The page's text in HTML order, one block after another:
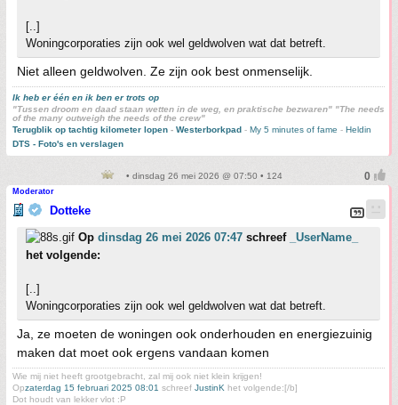
[..]
Woningcorporaties zijn ook wel geldwolven wat dat betreft.
Niet alleen geldwolven. Ze zijn ook best onmenselijk.
Ik heb er één en ik ben er trots op
"Tussen droom en daad staan wetten in de weg, en praktische bezwaren" "The needs
of the many outweigh the needs of the crew"
Terugblik op tachtig kilometer lopen - Westerborkpad - My 5 minutes of fame - Heldin
DTS - Foto's en verslagen
• dinsdag 26 mei 2026 @ 07:50 • 124
Moderator
Dotteke
Op dinsdag 26 mei 2026 07:47 schreef
_UserName_
het volgende:
[..]
Woningcorporaties zijn ook wel geldwolven wat dat betreft.
Ja, ze moeten de woningen ook onderhouden en energiezuinig
maken dat moet ook ergens vandaan komen
Wie mij niet heeft grootgebracht, zal mij ook niet klein krijgen!
Opzaterdag 15 februari 2025 08:01 schreef JustinK het volgende:[/b]
Dot houdt van lekker vlot :P